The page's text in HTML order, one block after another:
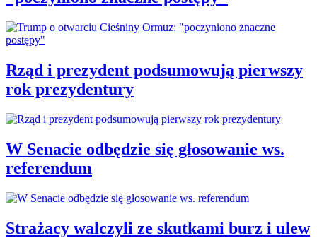
Rząd i prezydent podsumowują pierwszy
rok prezydentury
W Senacie odbędzie się głosowanie ws.
referendum
Strażacy walczyli ze skutkami burz i ulew